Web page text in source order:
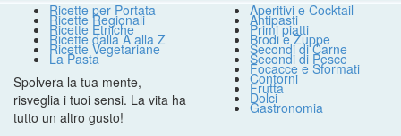
Ricette per Portata
Ricette Regionali
Ricette Etniche
Ricette dalla A alla Z
Ricette Vegetariane
La Pasta
Spolvera la tua mente,
risveglia i tuoi sensi. La vita ha
tutto un altro gusto!
Aperitivi e Cocktail
Antipasti
Primi piatti
Brodi e Zuppe
Secondi di Carne
Secondi di Pesce
Focacce e Sformati
Contorni
Frutta
Dolci
Gastronomia